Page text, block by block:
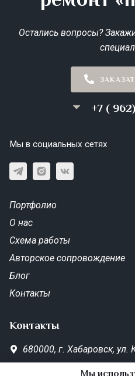
Остались вопросы?
+7 (
Мы в социальных сетях
Портфолио
О нас
Схема работы
Авторское сопровождение
Блог
Контакты
Контакты
680000, г. Хабаровск, ул.
Мы